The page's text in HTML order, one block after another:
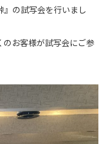
』の試写会を行いまし
のお客様が試写会にご参